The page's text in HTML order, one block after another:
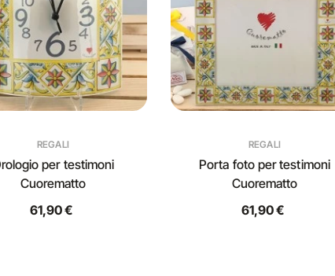
REGALI
per testimoni
Cuorematto
61,90 €
REGALI
Porta foto per testimoni
Cuorematto
61,90 €